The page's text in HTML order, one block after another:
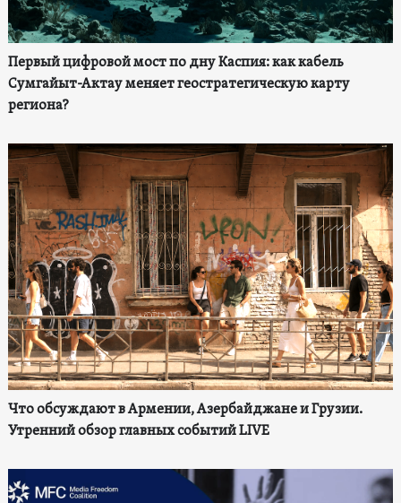
Первый цифровой мост по дну Каспия: как кабель
Сумгайыт-Актау меняет геостратегическую карту
региона?
Что обсуждают в Армении, Азербайджане и Грузии.
Утренний обзор главных событий LIVE